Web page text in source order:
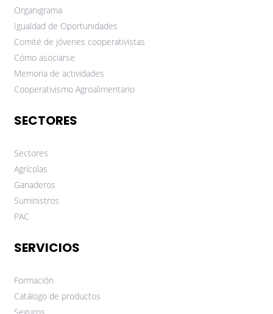
Organigrama
Igualdad de Oportunidades
Comité de jóvenes cooperativistas
Cómo asociarse
Memoria de actividades
Cooperativismo Agroalimentario
SECTORES
Sectores
Agrícolas
Ganaderos
Suministros
PAC
SERVICIOS
Formación
Catálogo de productos